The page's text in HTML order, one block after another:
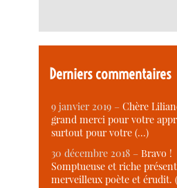
Derniers commentaires
9 janvier 2019 –Chère
grand merci pour votre
surtout pour votre (…)
30 décembre 2018 –Bravo !
Somptueuse et riche
merveilleux poète et érudit.